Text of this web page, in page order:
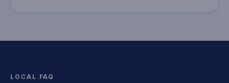
LOCAL FAQ